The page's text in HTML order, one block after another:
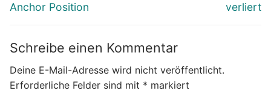
Anchor Position
verliert
Schreibe einen Kommentar
Deine E-Mail-Adresse wird nicht veröffentlicht.
Erforderliche Felder sind mit * markiert